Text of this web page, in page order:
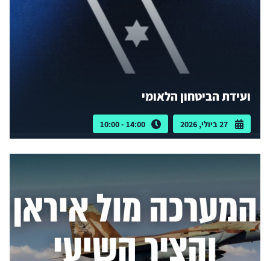
ועידת הביטחון הלאומי
27 ביולי, 2026 14:00 - 10:00